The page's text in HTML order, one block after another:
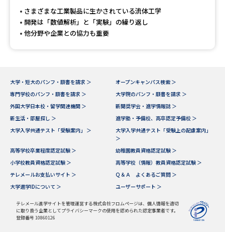
受験準備 資料検索
先輩が入学を決めた理由
新生活お役立ちガイド
学問検索
大学で学びたい学問発見
さまざまな工業製品に生かされている流体工学
開発は「数値解析」と「実験」の繰り返し
他分野や企業との協力も重要
大学・短大のパンフ・願書を請求 ＞
オープンキャンパス検索 ＞
専門学校のパンフ・願書を請求 ＞
大学院のパンフ・願書を請求 ＞
外国大学日本校・留学関連機関 ＞
新聞奨学会・進学情報誌 ＞
新生活・部屋探し ＞
進学塾・予備校、高卒認定予備校 ＞
大学入学共通テスト「受験案内」 ＞
大学入学共通テスト「受験上の配慮案内」
＞
高等学校卒業程度認定試験 ＞
幼稚園教員資格認定試験 ＞
小学校教員資格認定試験 ＞
高等学校（情報）教員資格認定試験 ＞
テレメールお支払いサイト ＞
Ｑ＆Ａ よくあるご質問 ＞
大学進学IDについて ＞
ユーザーサポート ＞
テレメール進学サイトを管理運営する株式会社フロムページは、個人情報を適切
に取り扱う企業としてプライバシーマークの使用を認められた認定事業者です。
登録番号 10860126